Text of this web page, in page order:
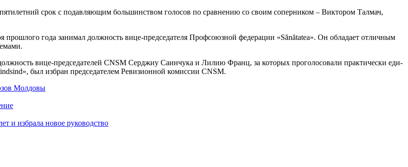
срок с подавляющим большинством голосов по сравнению со своим соперником – Виктором Талмач,
прошлого года занимал должность вице-председателя Профсоюзной федера­ции «Sănătatea». Он обладает отличным
вице-председателей CNSM Серджиу Саинчука и Лилию Франц, за которых проголосовали практически еди­
был избран председателем Ревизионной комиссии CNSM.
Молдовы
и избрала новое руководство